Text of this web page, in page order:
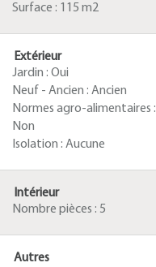
Surface : 115 m2
Extérieur
Jardin : Oui
Neuf - Ancien : Ancien
Normes agro-alimentaires :
Non
Isolation : Aucune
Intérieur
Nombre pièces : 5
Autres